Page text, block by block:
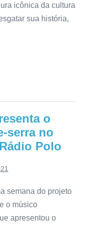
icônica da cultura
sua história,
o
serra no
Polo
semana do projeto
o músico
apresentou o